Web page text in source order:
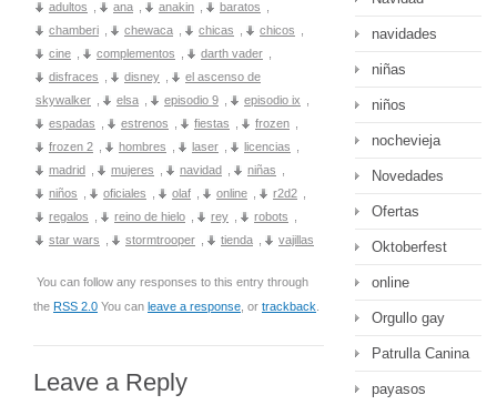
adultos ana anakin baratos
chamberi
chewaca chicas chicos
cine
complementos darth vader
disfraces
disney
el ascenso de
skywalker
elsa episodio 9 episodio ix
espadas
estrenos fiestas frozen
frozen 2
hombres laser licencias
madrid
mujeres navidad niñas
niños
oficiales olaf online r2d2
regalos
reino de hielo rey robots
star wars
stormtrooper tienda vajillas
You can follow any responses to this entry through
the RSS 2.0 You can leave a response , or trackback
Leave a Reply
navidades
niñas
niños
nochevieja
Novedades
Ofertas
Oktoberfest
online
Orgullo gay
Patrulla Canina
payasos